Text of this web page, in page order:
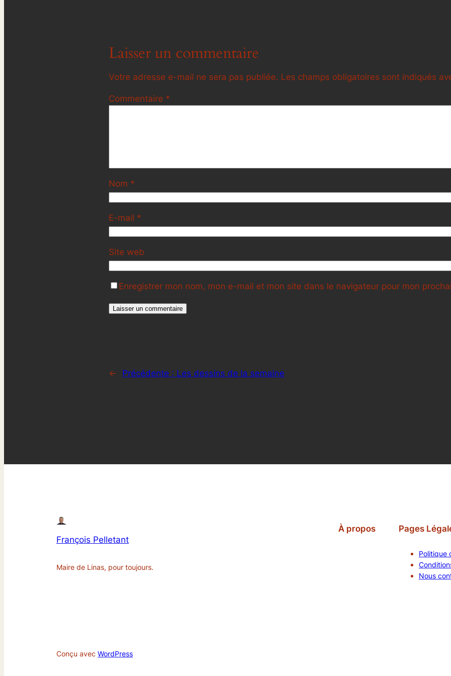
Laisser un commentaire
Votre adresse e-mail ne sera pas publiée. Les champs obligatoires sont indiqués
Commentaire *
Nom *
E-mail *
Site web
Enregistrer mon nom, mon e-mail et mon site dans le navigateur pour mon
← Précédente : Les dessins de la semaine
François Pelletant
Maire de Linas, pour toujours.
À propos Pages
Politique
Nous
Conçu avec WordPress